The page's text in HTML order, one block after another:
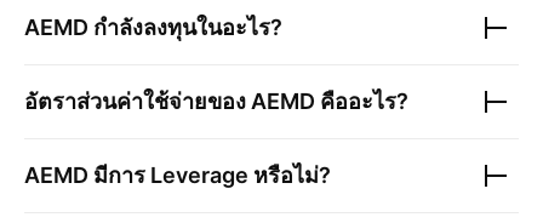
AEMD กำลังลงทุนในอะไร?
อัตราส่วนค่าใช้จ่ายของ AEMD คืออะไร?
AEMD มีการ Leverage หรือไม่?